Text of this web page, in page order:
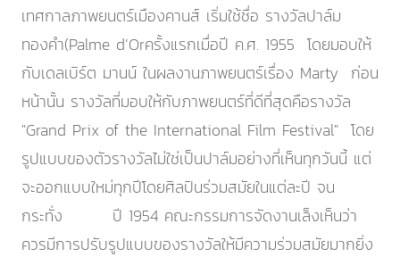
เทศกาลภาพยนตร์เมืองคานส์ เริ่มใช้ชื่อ รางวัลปาล์ม
ทองคำ(Palme d’Orครั้งแรกเมื่อปี ค.ศ. 1955 โดยมอบให้
กับเดลเบิร์ต มานน์ ในผลงานภาพยนตร์เรื่อง Marty ก่อน
หน้านั้น รางวัลที่มอบให้กับภาพยนตร์ที่ดีที่สุดคือรางวัล
"Grand Prix of the International Film Festival" โดย
รูปแบบของตัวรางวัลไม่ใช่เป็นปาล์มอย่างที่เห็นทุกวันนี้ แต่
จะออกแบบใหม่ทุกปีโดยศิลปินร่วมสมัยในแต่ละปี จน
กระทั่ง ปี 1954 คณะกรรมการจัดงานเล็งเห็นว่า
ควรมีการปรับรูปแบบของรางวัลให้มีความร่วมสมัยมากยิ่ง